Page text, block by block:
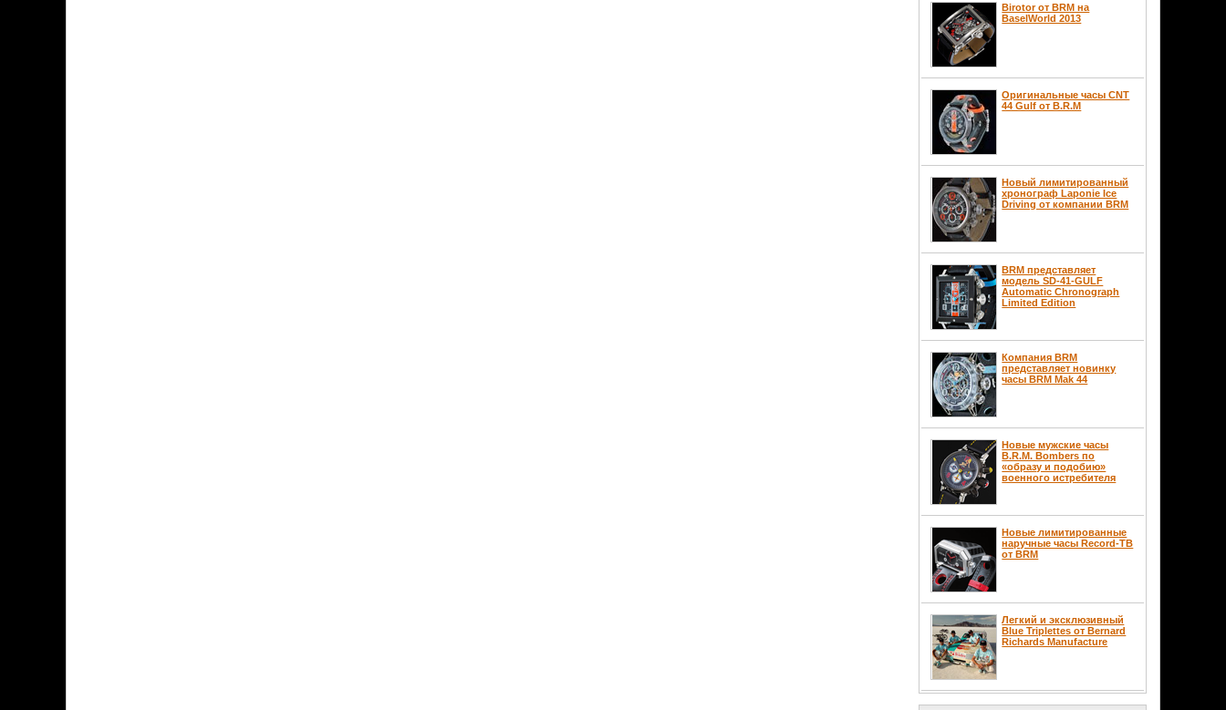
Birotor от BRM на
BaselWorld 2013
Оригинальные часы CNT
44 Gulf от B.R.M
Новый лимитированный
хронограф Laponie Ice
Driving от компании BRM
BRM представляет
модель SD-41-GULF
Automatic Chronograph
Limited Edition
Компания BRM
представляет новинку
часы BRM Mak 44
Новые мужские часы
B.R.M. Bombers по
«образу и подобию»
военного истребителя
Новые лимитированные
наручные часы Record-TB
от BRM
Легкий и эксклюзивный
Blue Triplettes от Bernard
Richards Manufacture